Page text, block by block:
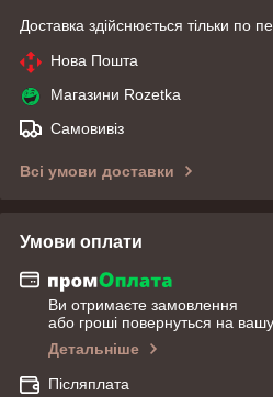
Доставка здійснюється тільки по
Нова Пошта
Магазини Rozetka
Самовивіз
Всі умови доставки
Умови оплати
Ви отримаєте замовлення
або гроші повернуться на
Детальніше
Післяплата